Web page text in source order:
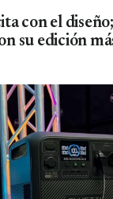
con el
su edición